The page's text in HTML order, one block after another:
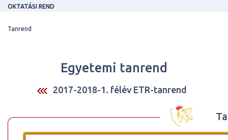
OKTATÁSI REND
Tanrend
Egyetemi tanrend
2017-2018-1. félév ETR-tanrend